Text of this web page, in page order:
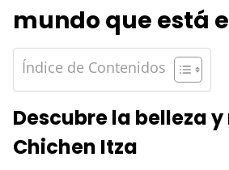
mundo que está
Índice de Contenidos
Descubre la belleza
Chichen Itza